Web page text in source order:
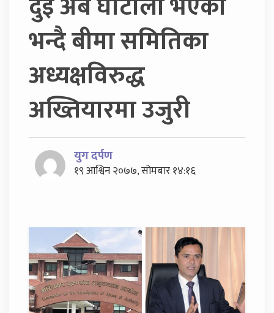
भन्दै बीमा समितिका
अध्यक्षविरुद्ध
अख्तियारमा उजुरी
युग दर्पण
१९ आश्विन २०७७, सोमबार १४:१६